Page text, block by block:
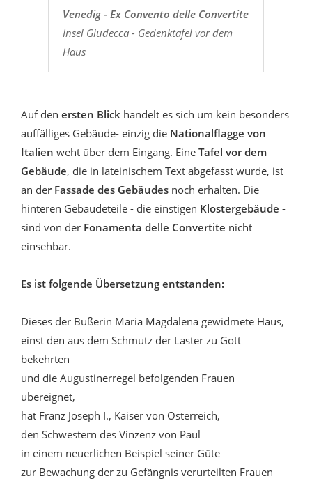
Venedig - Ex Convento delle Convertite
Insel Giudecca - Gedenktafel vor dem
Haus
Auf den ersten Blick handelt es sich um kein besonders
auffälliges Gebäude- einzig die Nationalflagge von
Italien weht über dem Eingang. Eine Tafel vor dem
Gebäude, die in lateinischem Text abgefasst wurde, ist
an der Fassade des Gebäudes noch erhalten. Die
hinteren Gebäudeteile - die einstigen Klostergebäude -
sind von der Fonamenta delle Convertite nicht
einsehbar.
Es ist folgende Übersetzung entstanden:
Dieses der Büßerin Maria Magdalena gewidmete Haus,
einst den aus dem Schmutz der Laster zu Gott
bekehrten
und die Augustinerregel befolgenden Frauen
übereignet,
hat Franz Joseph I., Kaiser von Österreich,
den Schwestern des Vinzenz von Paul
in einem neuerlichen Beispiel seiner Güte
zur Bewachung der zu Gefängnis verurteilten Frauen